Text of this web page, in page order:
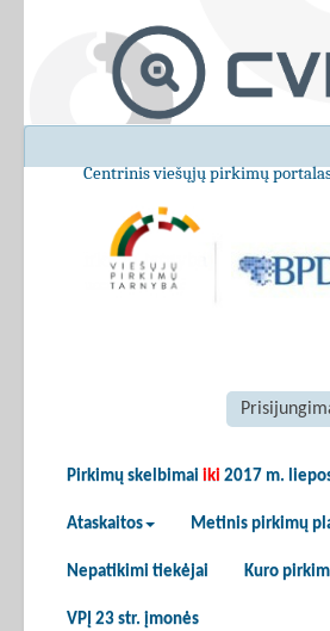
Centrinis viešųjų pirkimų
Pirkimų skelbimai iki 2017 m.
Ataskaitos Metinis pirkimų
Nepatikimi tiekėjai Kuro
VPĮ 23 str. įmonės